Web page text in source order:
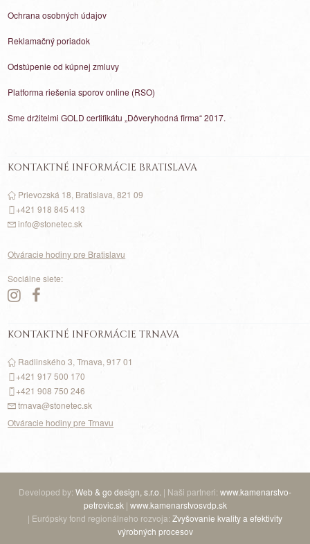
Ochrana osobných údajov
Reklamačný poriadok
Odstúpenie od kúpnej zmluvy
Platforma riešenia sporov online (RSO)
Sme držitelmi GOLD certifikátu „Dôveryhodná firma“ 2017.
KONTAKTNÉ INFORMÁCIE BRATISLAVA
Prievozská 18, Bratislava, 821 09
+421 918 845 413
info@stonetec.sk
Otváracie hodiny pre Bratislavu
Sociálne siete:
KONTAKTNÉ INFORMÁCIE TRNAVA
Radlinského 3, Trnava, 917 01
+421 917500 170
+421 908 750 246
trnava@stonetec.sk
Otváracie hodiny pre Trnavu
Developed by: Web & go design, s.r.o. | Naši partneri: www.kamenarstvo-
petrovic.sk| www.kamenarstvosvdp.sk
| Európsky fond regionálneho rozvoja: Zvyšovanie kvality a efektivity
výrobných procesov